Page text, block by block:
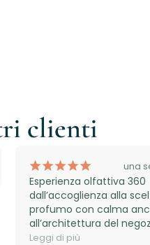
clienti
¡¡¡¡¡ una
Esperienza olfattiva 360
dall’accoglienza alla
profumo con calma
all’architettura del
favorisce uno spazio
Leggi di più